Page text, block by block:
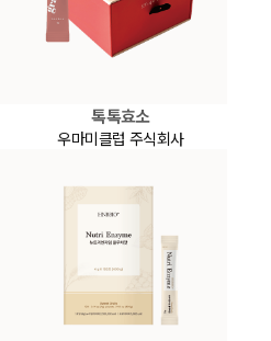
톡톡효소
우마미클럽 주식회사